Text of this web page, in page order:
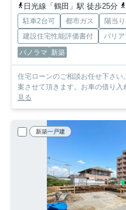
日光線「鶴田」駅 徒歩25分
駐車2台可 都市ガス 陽当
建設住宅性能評価書付
バリ
パノラマ 新築
住宅ローンのご相談お任せ下さ
案させて頂きます。お車の借り
見る
新築一戸建